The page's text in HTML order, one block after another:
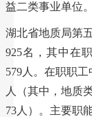
益二类事业单位。
湖北省地质局第
925名，其中在
579人。在职职
人（其中，地质
73人）。主要职